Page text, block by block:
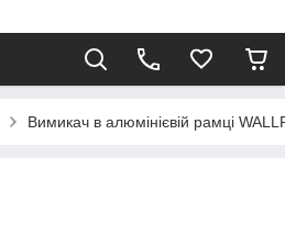
Вимикач в алюмінієвій рамці